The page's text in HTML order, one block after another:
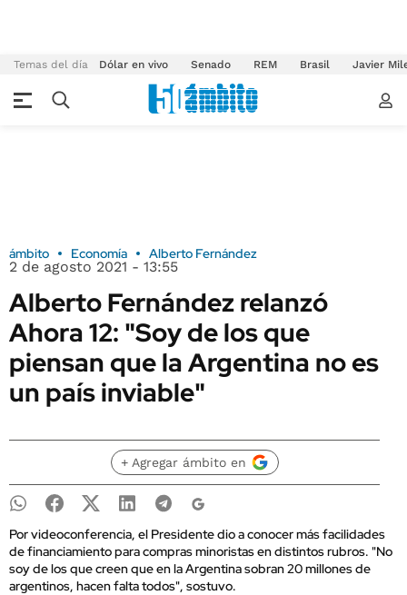
Temas del día Dólar en vivo Senado REM Brasil Javier
ámbito Economía Alberto Fernández
2 de agosto 2021 - 13:55
Alberto Fernández relanzó
Ahora 12: "Soy de los que
piensan que la Argentina no es
un país inviable"
+ Agregar ámbito en
Por videoconferencia, el Presidente dio a conocer más facilidades
de financiamiento para compras minoristas en distintos rubros. "No
soy de los que creen que en la Argentina sobran 20 millones de
argentinos, hacen falta todos", sostuvo.